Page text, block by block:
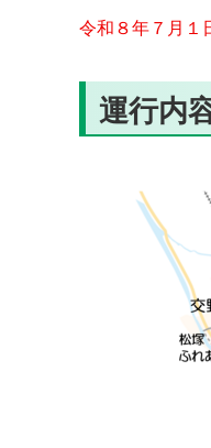
令和８年７月１
運行内